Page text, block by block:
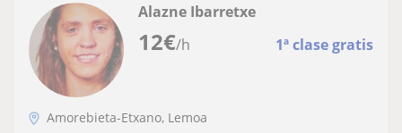
12€/h 1ª clase gratis
Alazne Ibarretxe
Amorebieta-Etxano, Lemoa